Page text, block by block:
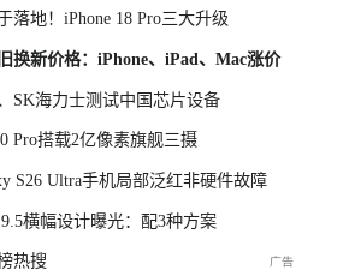
落地！iPhone 18 Pro三大升级
换新价格：iPhone、iPad、Mac涨价
SK海力士测试中国芯片设备
Pro搭载2亿像素旗舰三摄
S26 Ultra手机局部泛红非硬件故障
横幅设计曝光：配3种方案
热搜